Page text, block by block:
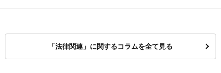
「法律関連」に関するコラムを全て見る